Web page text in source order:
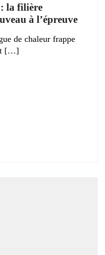
la filière
à l’épreuve
de chaleur frappe